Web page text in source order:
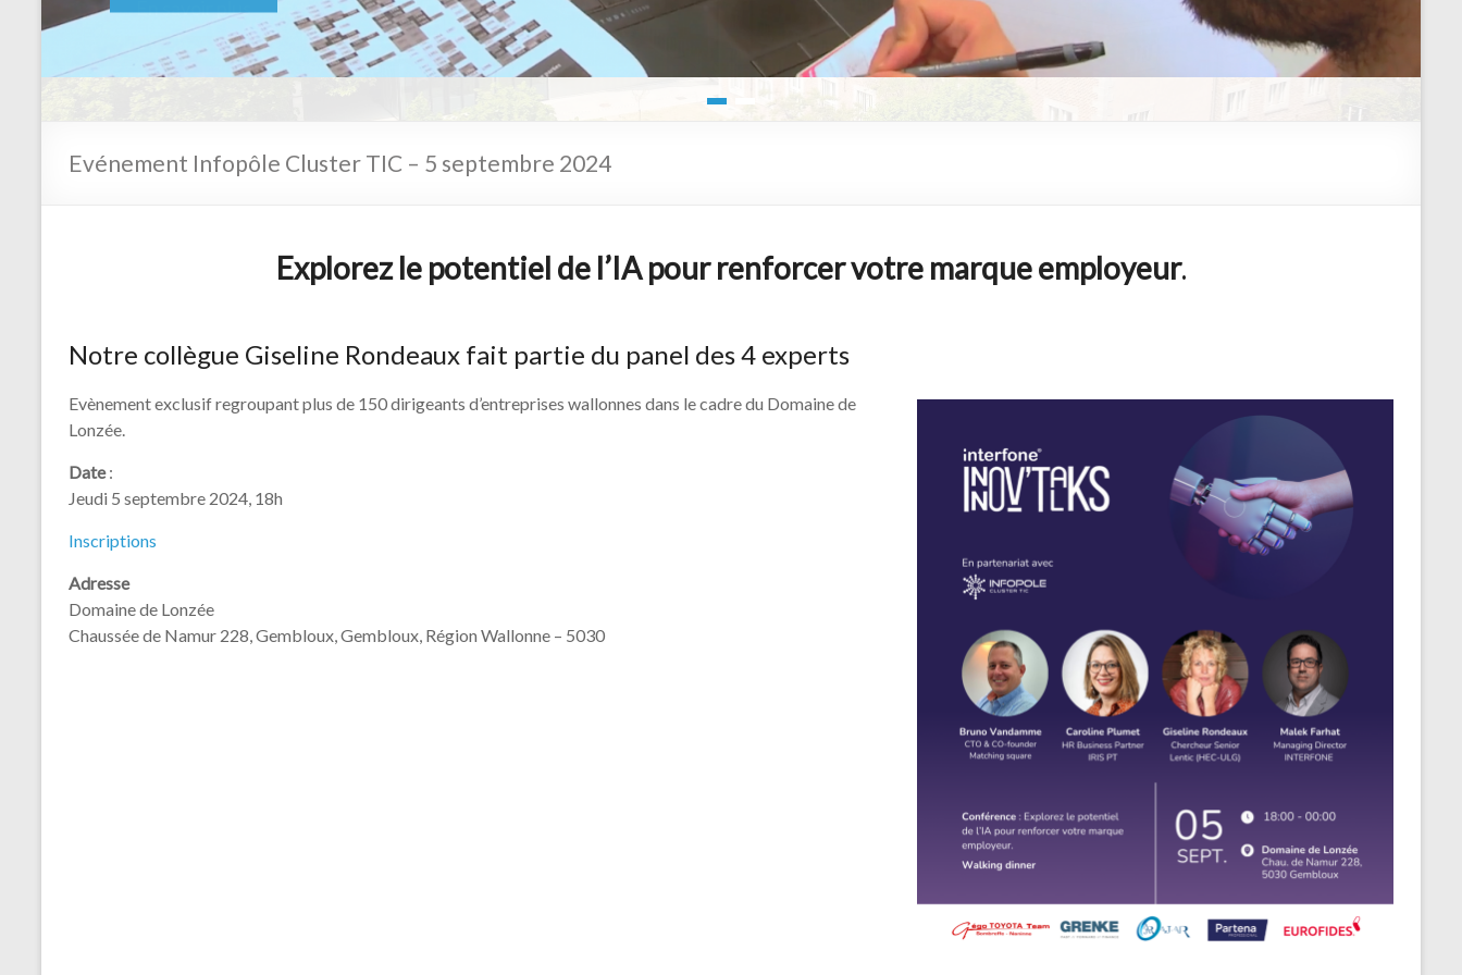
En savoir plus
Evénement Infopôle Cluster TIC – 5 septembre 2024
Explorez le potentiel de l’IA pour renforcer votre marque employeur.
Notre collègue Giseline Rondeaux fait partie du panel des 4 experts
Evènement exclusif regroupant plus de 150 dirigeants d’entreprises wallonnes dans le cadre du Domaine de
Lonzée.
Date:
Jeudi 5 septembre 2024, 18h
Inscriptions
Adresse
Domaine de Lonzée
Chaussée de Namur 228, Gembloux, Gembloux, Région Wallonne – 5030